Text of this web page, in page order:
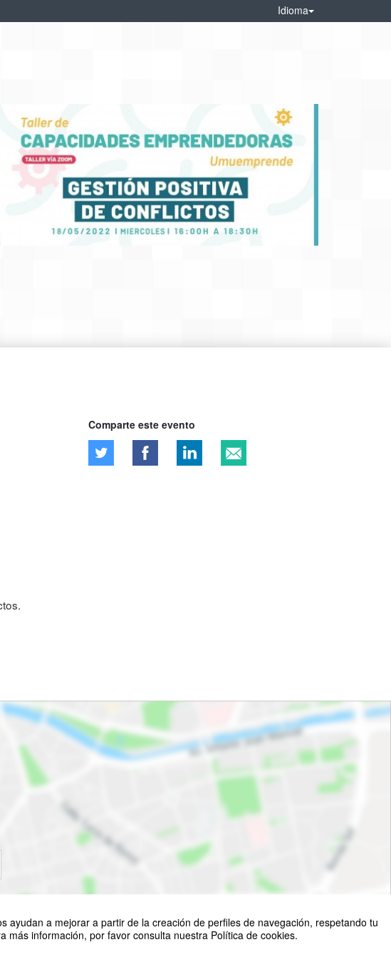
a mejorar a partir de la creación de perfiles de navegación, respetando tu
información, por favor consulta nuestra Política de cookies.
Idioma
Comparte este evento